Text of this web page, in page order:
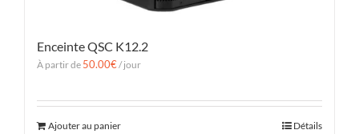
Enceinte QSC K12.2
À partir de 50.00€/ jour
Ajouter au panier Détails